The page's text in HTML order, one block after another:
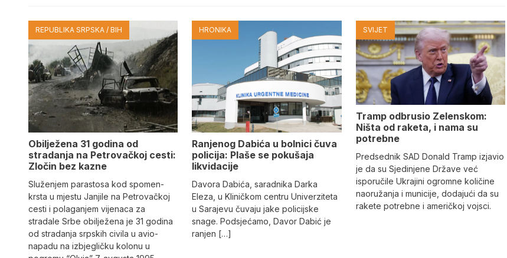
REPUBLIKA SRPSKA / BIH
Obilježena 31 godina od
stradanja na Petrovačkoj cesti:
Zločin bez kazne
Služenjem parastosa kod spomen-
krsta u mjestu Janjile na Petrovačkoj
cesti i polaganjem vijenaca za
stradale Srbe obilježena je 31 godina
od stradanja srpskih civila u avio-
napadu na izbjegličku kolonu u
HRONIKA
Ranjenog Dabića u bolnici čuva
policija: Plaše se pokušaja
likvidacije
Davora Dabića, saradnika Darka
Eleza, u Kliničkom centru Univerziteta
u Sarajevu čuvaju jake policijske
snage. Podsjećamo, Davor Dabić je
ranjen […]
SVIJET
Tramp odbrusio Zelenskom:
Ništa od raketa, i nama su
potrebne
Predsednik SAD Donald Tramp izjavio
je da su Sjedinjene Države već
isporučile Ukrajini ogromne količine
naoružanja i municije, dodajući da su
rakete potrebne i američkoj vojsci.